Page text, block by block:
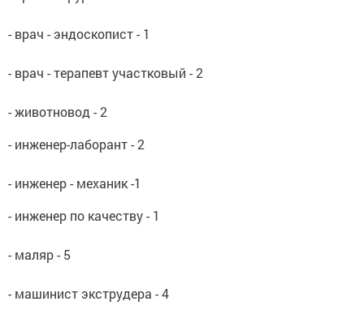
- врач - эндоскопист - 1
- врач - терапевт участковый - 2
- животновод - 2
- инженер-лаборант - 2
- инженер - механик -1
- инженер по качеству - 1
- маляр - 5
- машинист экструдера - 4